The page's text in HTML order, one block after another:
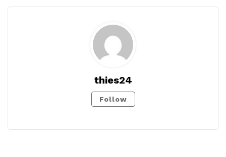
thies24
Follow